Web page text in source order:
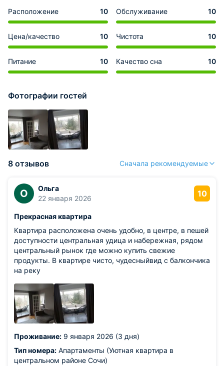
Расположение 10 Обслуживание 10
Цена/качество 10 Чистота 10
Питание 10 Качество сна 10
Фотографии гостей
8 отзывов Сначала рекомендуемые
О
Ольга
22 января 2026
10
Прекрасная квартира
Квартира расположена очень удобно, в центре, в пешей
доступности центральная удица и набережная, рядом
центральный рынок где можно купить свежие
продукты. В квартире чисто, чудесныйвид с балкончика
на реку
Проживание: 9 января 2026 (3 дня)
Тип номера: Апартаменты (Уютная квартира в
центральном районе Сочи)